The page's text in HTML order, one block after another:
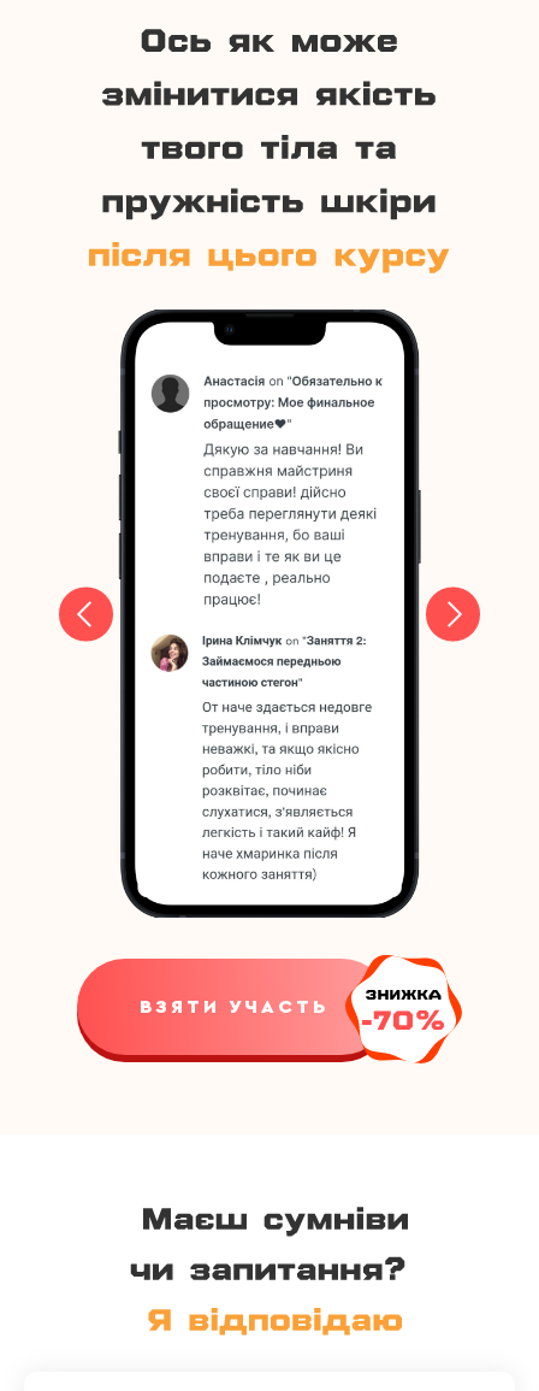
ВЗЯТИ УЧАСТЬ